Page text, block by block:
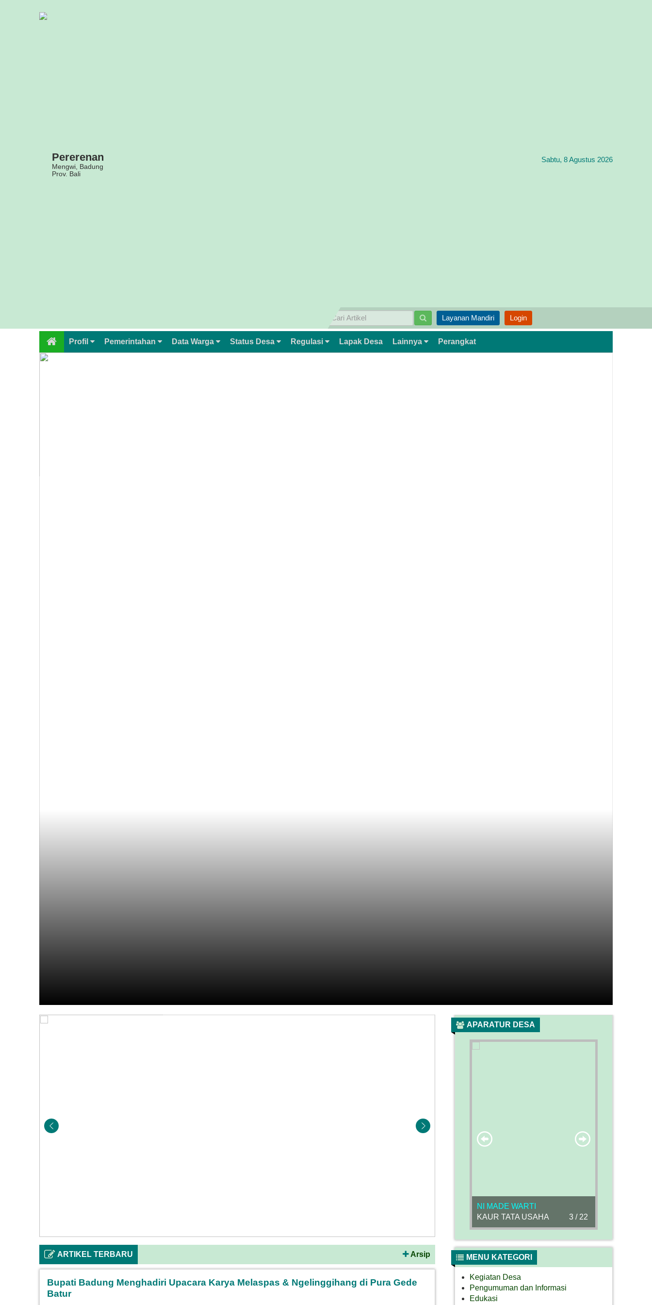
Pererenan
Mengwi, Badung
Prov. Bali
Sabtu, 8 Agustus 2026
Layanan Mandiri Login
Profil Pemerintahan Data Warga Status Desa Regulasi Lapak Desa Lainnya Perangkat
ARTIKEL TERBARU Arsip
Bupati Badung Menghadiri Upacara Karya Melaspas & Ngelinggihang di Pura Gede
Batur
APARATUR DESA
3 / 22
NI MADE WARTI
KAUR TATA USAHA
MENU KATEGORI
Kegiatan Desa
Pengumuman dan Informasi
Edukasi